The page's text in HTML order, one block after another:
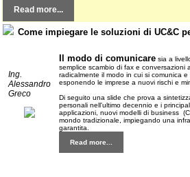
Read more...
Come impiegare le soluzioni di UC&C
Ing.
Alessandro
Greco
Il modo di comunicare sia a
semplice scambio di fax e
radicalmente il modo in cui si comunica
esponendo le imprese a nuovi rischi e
Di seguito una slide che prova a
personali nell'ultimo decennio e i
applicazioni, nuovi modelli di business
mondo tradizionale, impiegando una
garantita.
Read more...